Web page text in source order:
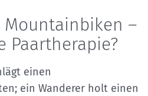
–
Paartherapie?
einen
ein Wanderer holt einen